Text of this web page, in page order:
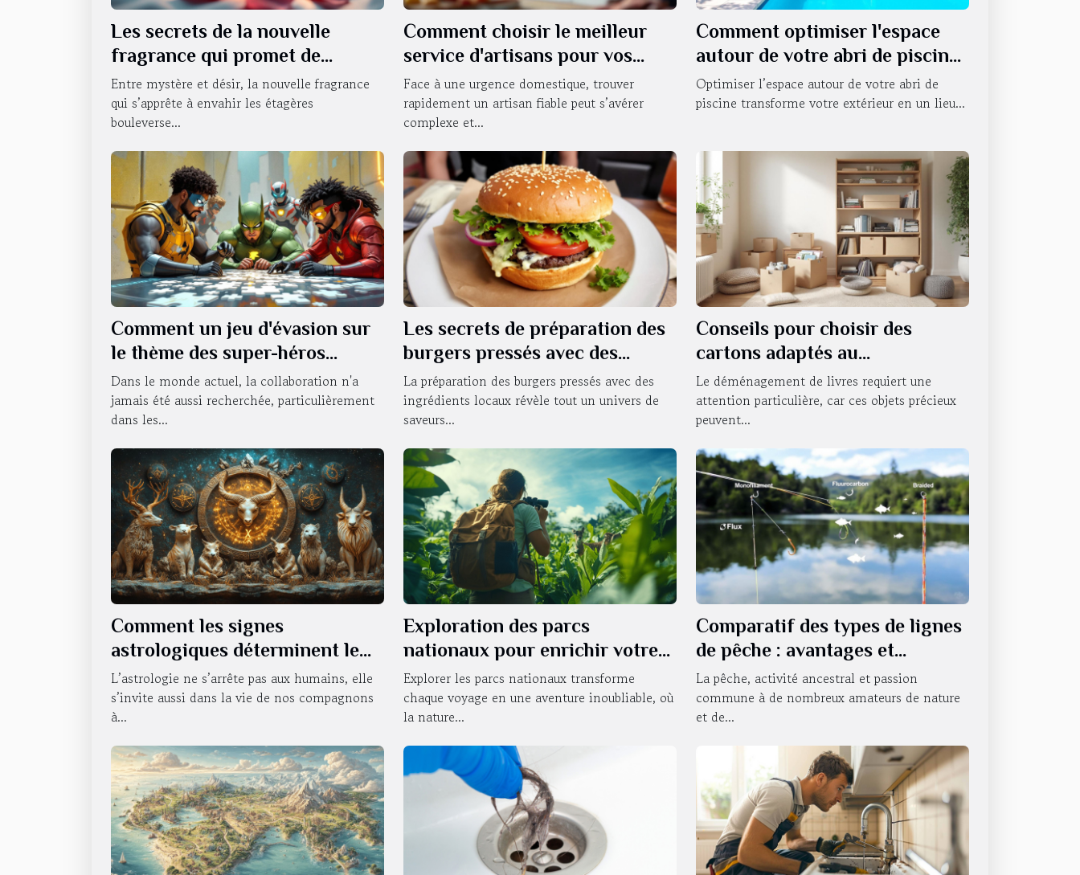
Les secrets de la nouvelle
fragrance qui promet de
révolutionner la séduction
Entre mystère et désir, la nouvelle fragrance
qui s’apprête à envahir les étagères
bouleverse...
Comment choisir le meilleur
service d'artisans pour vos
urgences domestiques ?
Face à une urgence domestique, trouver
rapidement un artisan fiable peut s’avérer
complexe et...
Comment optimiser l'espace
autour de votre abri de piscine
?
Optimiser l’espace autour de votre abri de
piscine transforme votre extérieur en un lieu...
Comment un jeu d'évasion sur
le thème des super-héros
renforce le travail d'équipe ?
Dans le monde actuel, la collaboration n'a
jamais été aussi recherchée, particulièrement
dans les...
Les secrets de préparation des
burgers pressés avec des
ingrédients locaux
La préparation des burgers pressés avec des
ingrédients locaux révèle tout un univers de
saveurs...
Conseils pour choisir des
cartons adaptés au
déménagement de livres
Le déménagement de livres requiert une
attention particulière, car ces objets précieux
peuvent...
Comment les signes
astrologiques déterminent le
caractère de nos animaux
domestiques
L’astrologie ne s’arrête pas aux humains, elle
s’invite aussi dans la vie de nos compagnons
à...
Exploration des parcs
nationaux pour enrichir votre
voyage
Explorer les parcs nationaux transforme
chaque voyage en une aventure inoubliable, où
la nature...
Comparatif des types de lignes
de pêche : avantages et
utilisations
La pêche, activité ancestral et passion
commune à de nombreux amateurs de nature
et de...